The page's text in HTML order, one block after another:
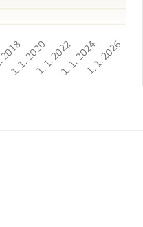
1. 1. 20201. 1. 20221. 1. 20241. 1. 2026